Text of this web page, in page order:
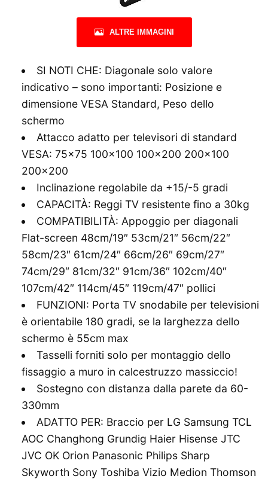
ALTRE IMMAGINI
SI NOTI CHE: Diagonale solo valore
indicativo – sono importanti: Posizione e
dimensione VESA Standard, Peso dello
schermo
Attacco adatto per televisori di standard
VESA: 75×75 100×100 100×200 200×100
200×200
Inclinazione regolabile da +15/-5 gradi
CAPACITÀ: Reggi TV resistente fino a 30kg
COMPATIBILITÀ: Appoggio per diagonali
Flat-screen 48cm/19″ 53cm/21″ 56cm/22″
58cm/23″ 61cm/24″ 66cm/26″ 69cm/27″
74cm/29″ 81cm/32″ 91cm/36″ 102cm/40″
107cm/42″ 114cm/45″ 119cm/47″ pollici
FUNZIONI: Porta TV snodabile per televisioni
è orientabile 180 gradi, se la larghezza dello
schermo è 55cm max
Tasselli forniti solo per montaggio dello
fissaggio a muro in calcestruzzo massiccio!
Sostegno con distanza dalla parete da 60-
330mm
ADATTO PER: Braccio per LG Samsung TCL
AOC Changhong Grundig Haier Hisense JTC
JVC OK Orion Panasonic Philips Sharp
Skyworth Sony Toshiba Vizio Medion Thomson